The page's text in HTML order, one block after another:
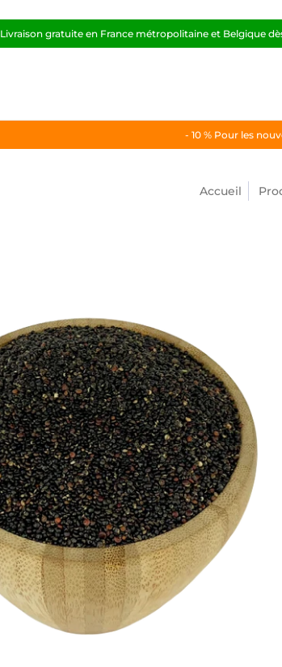
Livraison gratuite en France métropolitaine et Belgique
- 10 % Pour les
Accueil